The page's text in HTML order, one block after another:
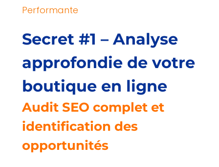
Performante
Secret #1 – Analyse
approfondie de votre
boutique en ligne
Audit SEO complet et
identification des
opportunités